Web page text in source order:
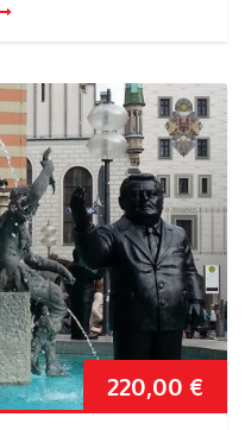
220,00 €